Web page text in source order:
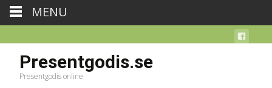
Presentgodis.se
Presentgodis online
MENU